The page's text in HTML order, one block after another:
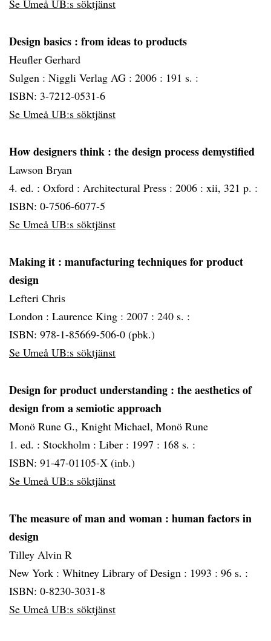
Se Umeå UB:s söktjänst
Design basics : from ideas to products
Heufler Gerhard
Sulgen : Niggli Verlag AG : 2006 : 191 s. :
ISBN: 3-7212-0531-6
Se Umeå UB:s söktjänst
How designers think : the design process demystified
Lawson Bryan
4. ed. : Oxford : Architectural Press : 2006 : xii, 321 p. :
ISBN: 0-7506-6077-5
Se Umeå UB:s söktjänst
Making it : manufacturing techniques for product
design
Lefteri Chris
London : Laurence King : 2007 : 240 s. :
ISBN: 978-1-85669-506-0 (pbk.)
Se Umeå UB:s söktjänst
Design for product understanding : the aesthetics of
design from a semiotic approach
Monö Rune G., Knight Michael, Monö Rune
1. ed. : Stockholm : Liber : 1997 : 168 s. :
ISBN: 91-47-01105-X (inb.)
Se Umeå UB:s söktjänst
The measure of man and woman : human factors in
design
Tilley Alvin R
New York : Whitney Library of Design : 1993 : 96 s. :
ISBN: 0-8230-3031-8
Se Umeå UB:s söktjänst